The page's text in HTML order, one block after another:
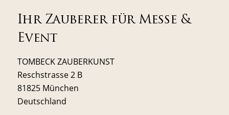
Ihr Zauberer für Messe &
Event
TOMBECK ZAUBERKUNST
Reschstrasse 2 B
81825 München
Deutschland